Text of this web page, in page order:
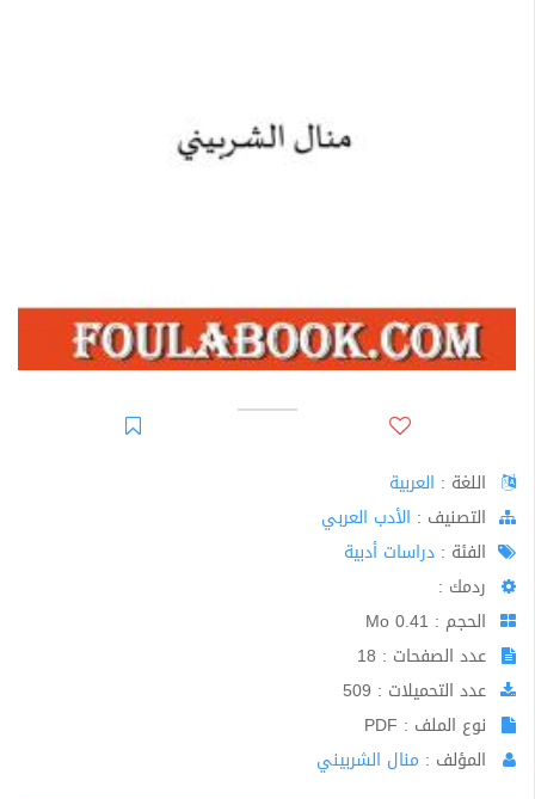
اللغة : العربية
اﻟﺘﺼﻨﻴﻒ : الأدب العربي
الفئة : دراسات أدبية
ردمك :
الحجم : 0.41 Mo
عدد الصفحات : 18
عدد التحميلات : 509
نوع الملف : PDF
المؤلف : منال الشربيني